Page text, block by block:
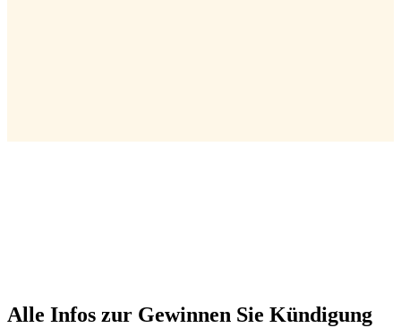
Alle Infos zur Gewinnen Sie Kündigung